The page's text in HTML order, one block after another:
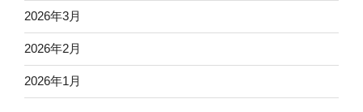
2026年3月
2026年2月
2026年1月